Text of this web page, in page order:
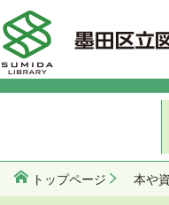
トップページ 本や